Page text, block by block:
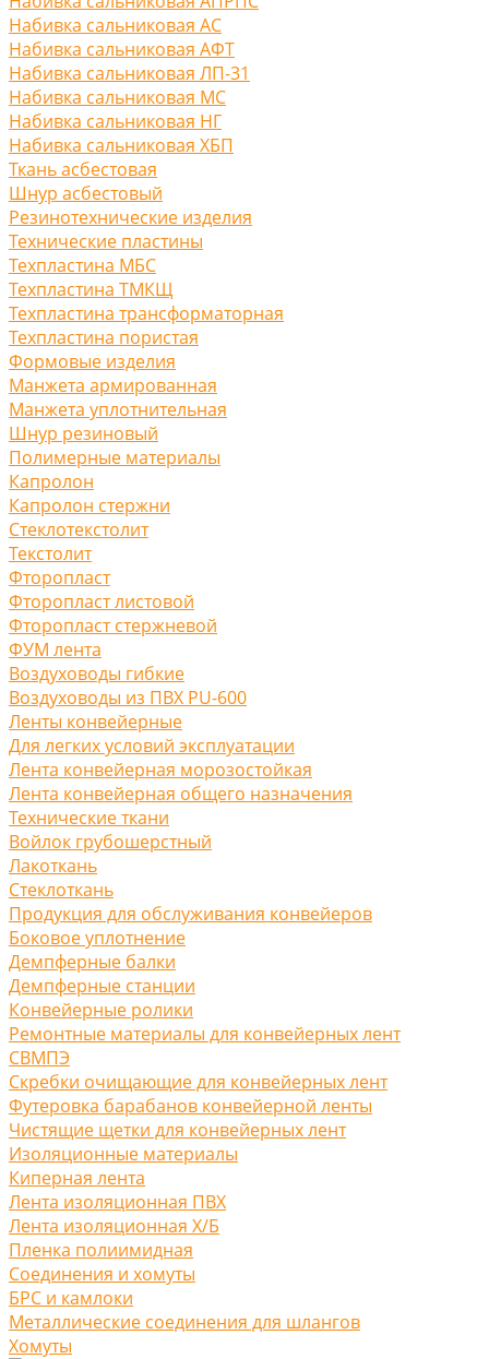
Набивка сальниковая АС
Набивка сальниковая АФТ
Набивка сальниковая ЛП-31
Набивка сальниковая МС
Набивка сальниковая НГ
Набивка сальниковая ХБП
Ткань асбестовая
Шнур асбестовый
Резинотехнические изделия
Технические пластины
Техпластина МБС
Техпластина ТМКЩ
Техпластина трансформаторная
Техпластина пористая
Формовые изделия
Манжета армированная
Манжета уплотнительная
Шнур резиновый
Полимерные материалы
Капролон
Капролон стержни
Стеклотекстолит
Текстолит
Фторопласт
Фторопласт листовой
Фторопласт стержневой
ФУМ лента
Воздуховоды гибкие
Воздуховоды из ПВХ PU-600
Ленты конвейерные
Для легких условий эксплуатации
Лента конвейерная морозостойкая
Лента конвейерная общего назначения
Технические ткани
Войлок грубошерстный
Лакоткань
Стеклоткань
Продукция для обслуживания конвейеров
Боковое уплотнение
Демпферные балки
Демпферные станции
Конвейерные ролики
Ремонтные материалы для конвейерных лент
СВМПЭ
Скребки очищающие для конвейерных лент
Футеровка барабанов конвейерной ленты
Чистящие щетки для конвейерных лент
Изоляционные материалы
Киперная лента
Лента изоляционная ПВХ
Лента изоляционная Х/Б
Пленка полиимидная
Соединения и хомуты
БРС и камлоки
Металлические соединения для шлангов
Хомуты